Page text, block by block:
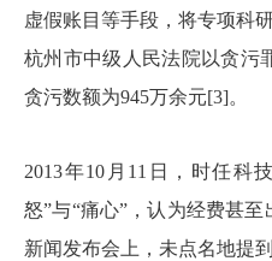
虚假账目等手段，将专项科
杭州市中级人民法院以贪污
贪污数额为945万余元[3]。
2013年10月11日，时任科
怒”与“痛心”，认为经费甚
新闻发布会上，未点名地提